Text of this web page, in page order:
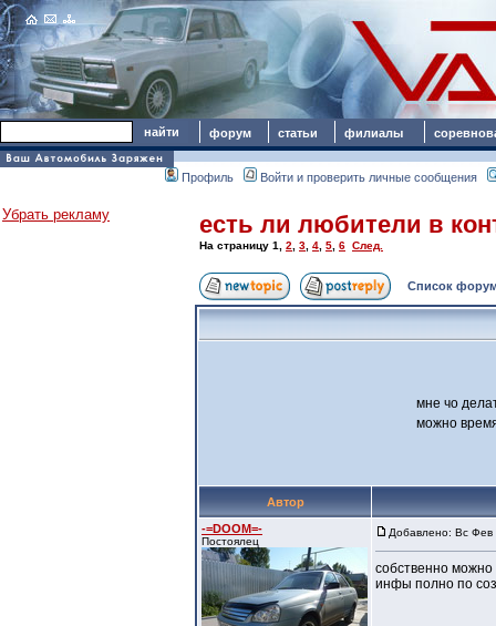
форум статьи филиалы
Профиль Войти и проверить личные сообщения
Убрать рекламу есть ли любители в
На страницу 1 2 3 4 5 6 След.
Список
мне чо
можно
Автор
-=DOOM=-
Постоялец
Добавлено: Вс Фев
собственно можно
инфы полно по